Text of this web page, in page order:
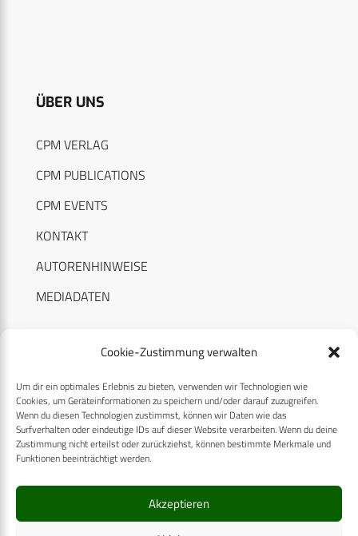
Cookie-Zustimmung verwalten
Um dir ein optimales Erlebnis zu bieten, verwenden wir Technologien wie
Cookies, um Geräteinformationen zu speichern und/oder darauf zuzugreifen.
Wenn du diesen Technologien zustimmst, können wir Daten wie das
Surfverhalten oder eindeutige IDs auf dieser Website verarbeiten. Wenn du deine
Zustimmung nicht erteilst oder zurückziehst, können bestimmte Merkmale und
Funktionen beeinträchtigt werden.
Akzeptieren
ÜBER UNS
CPM VERLAG
CPM PUBLICATIONS
CPM EVENTS
KONTAKT
AUTORENHINWEISE
MEDIADATEN
RECHTLICHES
Datenschutzerklärung
Cookie-Richtlinie (EU)